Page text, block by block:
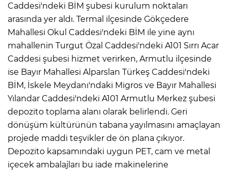
Caddesi'ndeki BİM şubesi kurulum noktaları
arasında yer aldı. Termal ilçesinde Gökçedere
Mahallesi Okul Caddesi'ndeki BİM ile yine aynı
mahallenin Turgut Özal Caddesi'ndeki A101 Sırrı Acar
Caddesi şubesi hizmet verirken, Armutlu ilçesinde
ise Bayır Mahallesi Alparslan Türkeş Caddesi'ndeki
BİM, İskele Meydanı'ndaki Migros ve Bayır Mahallesi
Yılandar Caddesi'ndeki A101 Armutlu Merkez şubesi
depozito toplama alanı olarak belirlendi. Geri
dönüşüm kültürünün tabana yayılmasını amaçlayan
projede maddi teşvikler de ön plana çıkıyor.
Depozito kapsamındaki uygun PET, cam ve metal
içecek ambalajları bu iade makinelerine